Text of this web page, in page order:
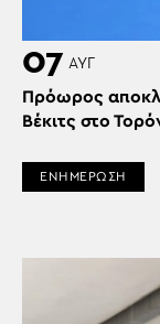
07 ΑΥΓ
Πρόωρος
Βέκιτς στο
ΕΝΗΜΕΡΩΣΗ